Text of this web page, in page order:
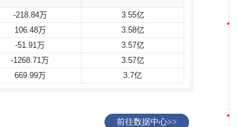
-218.84万
3.55亿
106.48万
3.58亿
-51.91万
3.57亿
-1268.71万
3.57亿
669.99万 3.7亿
-218.84万
3.55亿
106.48万
3.58亿
-51.91万
3.57亿
-1268.71万
3.57亿
669.99万 3.7亿